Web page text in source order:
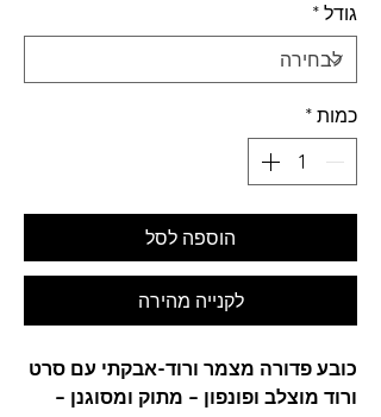
גודל *
כמות *
הוספה לסל
לקנייה מהירה
כובע פדורה מצמר ורוד-אבקתי עם סרט
ורוד מוצלב ופונפון – מתוק ומסוגנן –